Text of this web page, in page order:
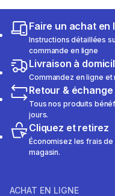
Faire un achat en
Instructions détaillées
commande en ligne
Livraison à
Commandez en ligne
Retour & échange
Tous nos produits
jours.
Cliquez et retirez
Économisez les frais
magasin.
ACHAT EN LIGNE